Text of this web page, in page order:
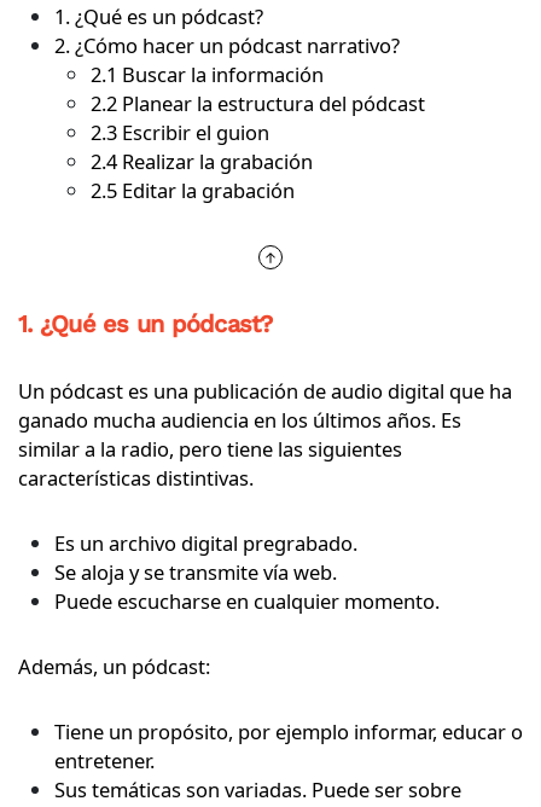
1. ¿Qué es un pódcast?
2. ¿Cómo hacer un pódcast narrativo?
2.1 Buscar la información
2.2 Planear la estructura del pódcast
2.3 Escribir el guion
2.4 Realizar la grabación
2.5 Editar la grabación
1. ¿Qué es un pódcast?
Un pódcast es una publicación de audio digital que ha
ganado mucha audiencia en los últimosaños. Es
similar a la radio, pero tiene las siguientes
características distintivas.
Es un archivo digital pregrabado.
Se aloja y se transmite vía web.
Puede escucharse en cualquier momento.
Además, un pódcast:
Tiene un propósito, por ejemplo informar, educar o
entretener.
Sus temáticas son variadas. Puede ser sobre